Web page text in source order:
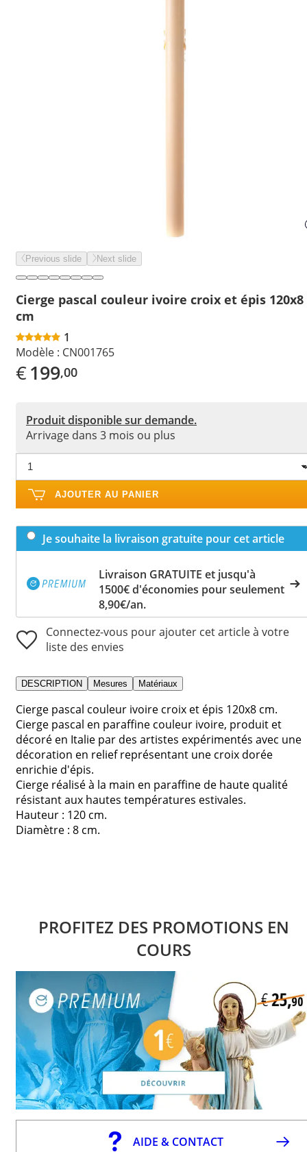
Previous slide Next slide
Cierge pascal couleur ivoire croix et épis 120x8
cm
1
Modèle : CN001765
€199,00
Produit disponible sur demande.
Arrivage dans 3 mois ou plus
AJOUTER AU PANIER
Je souhaite la livraison gratuite pour cet article
Livraison GRATUITE et jusqu'à
1500€ d'économies pour seulement
8,90€/an.
Connectez-vous pour ajouter cet article à votre
liste des envies
DESCRIPTION Mesures Matériaux
Cierge pascal couleur ivoire croix et épis 120x8 cm.
Cierge pascal en paraffine couleur ivoire, produit et
décoré en Italie par des artistes expérimentés avec une
décoration en relief représentant une croix dorée
enrichie d'épis.
Cierge réalisé à la main en paraffine de haute qualité
résistant aux hautes températures estivales.
Hauteur : 120 cm.
Diamètre : 8 cm.
PROFITEZ DES PROMOTIONS EN
COURS
AIDE & CONTACT